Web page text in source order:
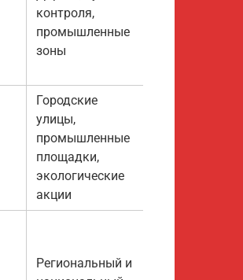
контроля,
промышленные
зоны
Городские
улицы,
промышленные
площадки,
экологические
акции
Региональный и